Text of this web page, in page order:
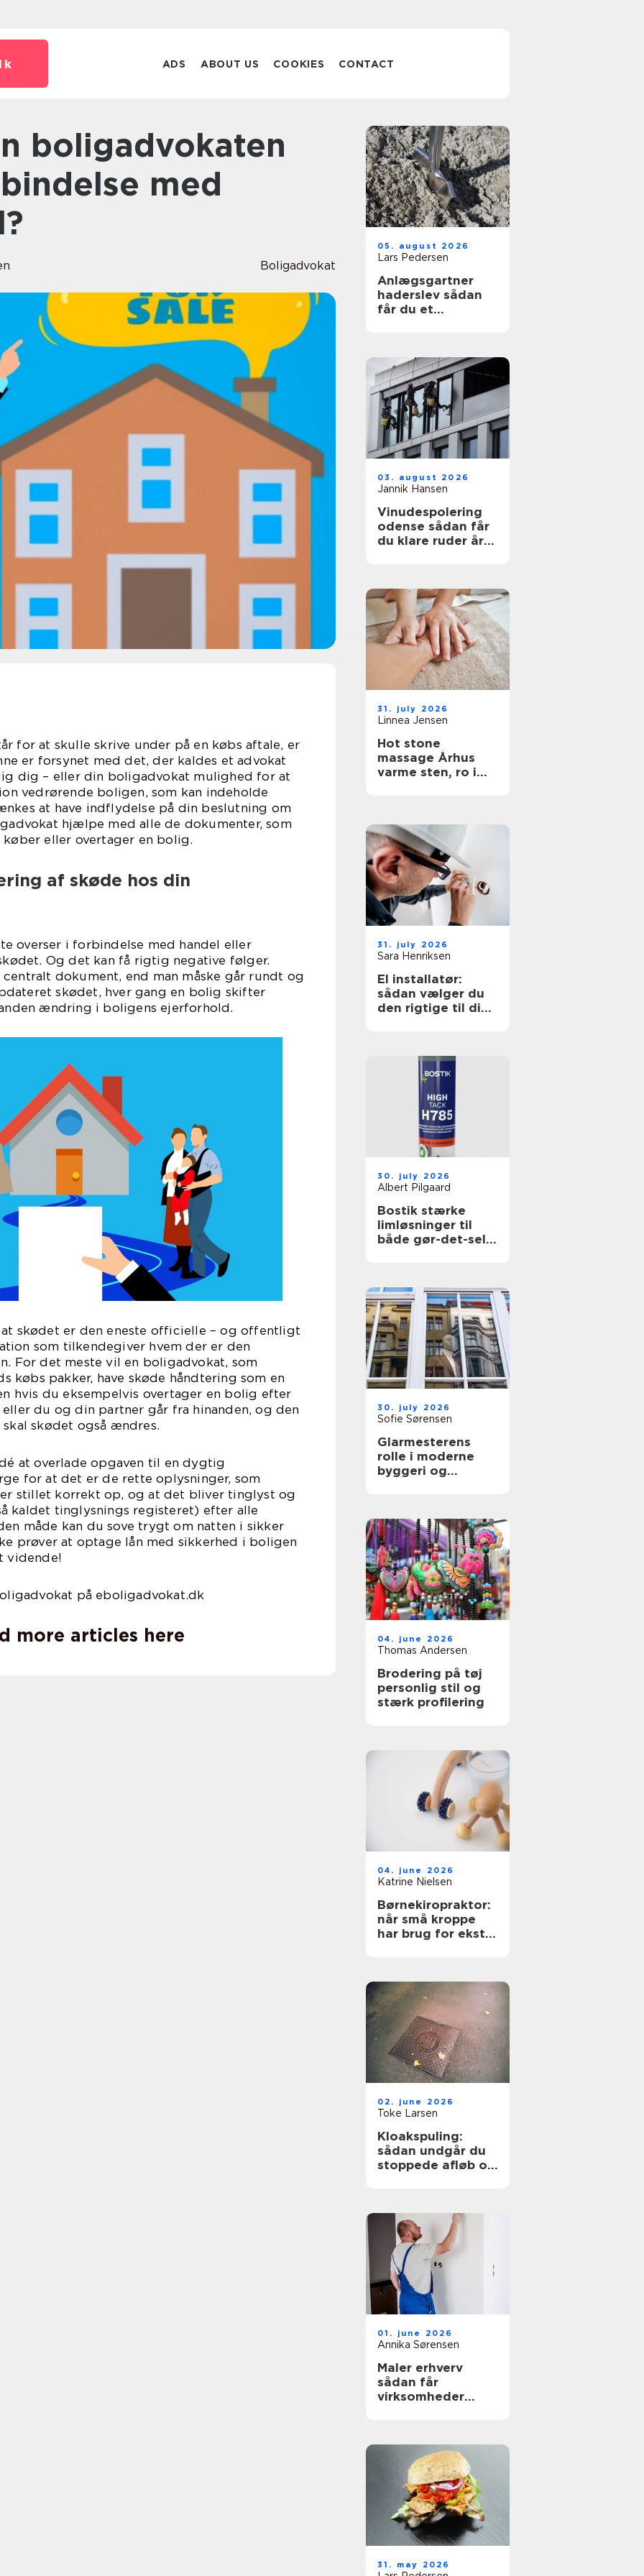
ADS ABOUT US COOKIES CONTACT
med
Boligadvokat
for at skulle skrive under på en købs aftale, er
er forsynet med det, der kaldes et advokat
dig – eller din boligadvokat mulighed for at
vedrørende boligen, som kan indeholde
at have indflydelse på din beslutning om
hjælpe med alle de dokumenter, som
eller overtager en bolig.
af skøde hos din
overser i forbindelse med handel eller
Og det kan få rigtig negative følger.
dokument, end man måske går rundt og
skødet, hver gang en bolig skifter
ændring i boligens ejerforhold.
skødet er den eneste officielle – og offentligt
som tilkendegiver hvem der er den
For det meste vil en boligadvokat, som
købs pakker, have skøde håndtering som en
hvis du eksempelvis overtager en bolig efter
du og din partner går fra hinanden, og den
skødet også ændres.
at overlade opgaven til en dygtig
for at det er de rette oplysninger, som
stillet korrekt op, og at det bliver tinglyst og
kaldet tinglysnings registeret) efter alle
måde kan du sove trygt om natten i sikker
prøver at optage lån med sikkerhed i boligen
vidende!
på eboligadvokat.dk
more articles here
05. august 2026
Lars Pedersen
Anlægsgartner
haderslev sådan
får du et
03. august 2026
Jannik Hansen
Vinudespolering
odense sådan får
du klare ruder året
31. july 2026
Linnea Jensen
Hot stone
massage Århus
varme sten, ro i
31. july 2026
Sara Henriksen
El installatør:
sådan vælger du
den rigtige til dine
30. july 2026
Albert Pilgaard
Bostik stærke
limløsninger til
både gør-det-selv
30. july 2026
Sofie Sørensen
Glarmesterens
rolle i moderne
byggeri og
04. june 2026
Thomas Andersen
Brodering på tøj
personlig stil og
stærk profilering
04. june 2026
Katrine Nielsen
Børnekiropraktor:
når små kroppe
har brug for ekstra
02. june 2026
Toke Larsen
Kloakspuling:
sådan undgår du
stoppede afløb og
01. june 2026
Annika Sørensen
Maler erhverv
sådan får
virksomheder
31. may 2026